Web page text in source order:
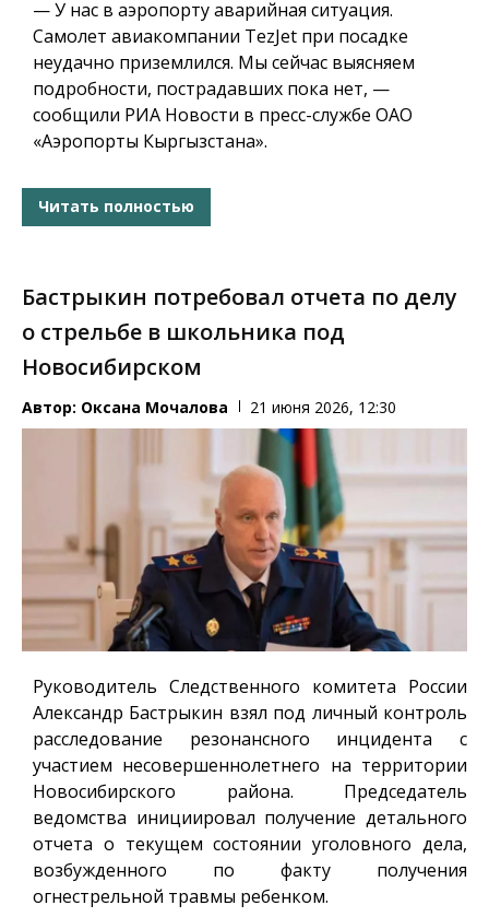
— У нас в аэропорту аварийная ситуация.
Самолет авиакомпании TezJet при посадке
неудачно приземлился. Мы сейчас выясняем
подробности, пострадавших пока нет, —
сообщили РИА Новости в пресс-службе ОАО
«Аэропорты Кыргызстана».
Читать полностью
Бастрыкин потребовал отчета по делу
о стрельбе в школьника под
Новосибирском
Автор: Оксана Мочалова 21 июня 2026, 12:30
Руководитель Следственного комитета России
Александр Бастрыкин взял под личный контроль
расследование резонансного инцидента с
участием несовершеннолетнего на территории
Новосибирского района. Председатель
ведомства инициировал получение детального
отчета о текущем состоянии уголовного дела,
возбужденного по факту получения
огнестрельной травмы ребенком.